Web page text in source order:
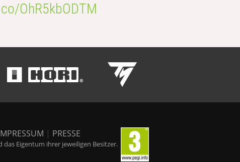
OhR5kbODTM
| PRESSE
das Eigentum ihrer jeweiligen Besitzer.